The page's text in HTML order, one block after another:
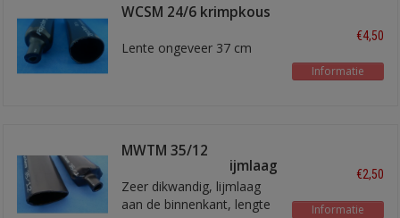
WCSM 24/6 krimpkous
Lente ongeveer 37 cm
€4,50
Informatie
MWTM 35/12
krimpkous met lijmlaag
Zeer dikwandig, lijmlaag
aan de binnenkant, lengte
€2,50
Informatie